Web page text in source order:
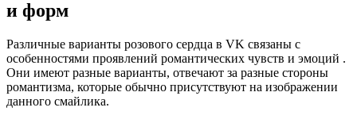
и форм
Различные варианты розового сердца в VK связаны с
особенностями проявлений романтических чувств и эмоций .
Они имеют разные варианты, отвечают за разные стороны
романтизма, которые обычно присутствуют на изображении
данного смайлика.